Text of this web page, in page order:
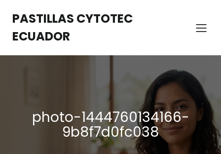
contenido
PASTILLAS CYTOTEC
ECUADOR
photo-1444760134166-
9b8f7d0fc038